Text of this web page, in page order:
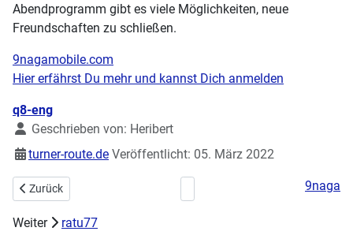
Abendprogramm gibt es viele Möglichkeiten, neue
Freundschaften zu schließen.
9nagamobile.com
Hier erfährst Du mehr und kannst Dich anmelden
Details
q8-eng
Geschrieben von: Heribert
turner-route.de Veröffentlicht: 05. März 2022
Vorheriger Beitrag: Stellenausschreibung - Wir suchen Dich ...
Zurück Nächster Beitrag: 9naga
Weiter ratu77